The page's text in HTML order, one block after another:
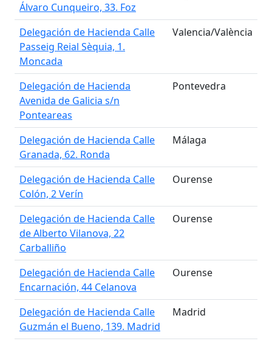
Álvaro Cunqueiro, 33. Foz
Delegación de Hacienda Calle
Passeig Reial Sèquia, 1.
Moncada
Valencia/València
Delegación de Hacienda
Avenida de Galicia s/n
Ponteareas
Pontevedra
Delegación de Hacienda Calle
Granada, 62. Ronda
Málaga
Delegación de Hacienda Calle
Colón, 2 Verín
Ourense
Delegación de Hacienda Calle
de Alberto Vilanova, 22
Carballiño
Ourense
Delegación de Hacienda Calle
Encarnación, 44 Celanova
Ourense
Delegación de Hacienda Calle
Guzmán el Bueno, 139. Madrid
Madrid